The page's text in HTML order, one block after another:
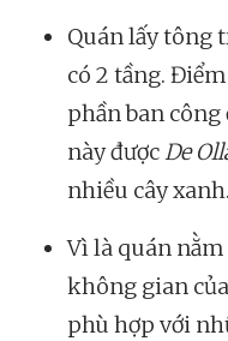
Quán lấy tông
có 2 tầng.
phần ban công
này đượcDe
nhiều cây xanh.
Vì là quán
không gian của
phù hợp với